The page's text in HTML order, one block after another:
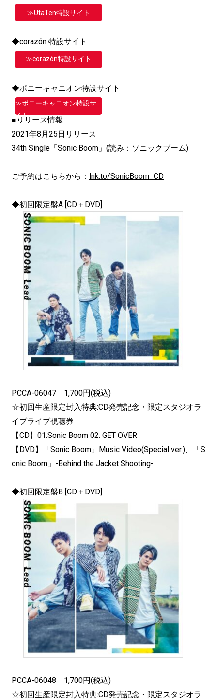
≫UtaTen特設サイト
◆corazón 特設サイト
≫corazón特設サイト
◆ポニーキャニオン特設サイト
≫ポニーキャニオン特設サ
イト
■リリース情報
2021年8月25日リリース
34th Single「Sonic Boom」(読み：ソニックブーム)
ご予約はこちらから： lnk.to/SonicBoom_CD
◆初回限定盤A [CD＋DVD]
PCCA-06047 1,700円(税込)
☆初回生産限定封入特典:CD発売記念・限定スタジオラ
イブライブ視聴券
【CD】01.Sonic Boom 02. GET OVER
【DVD】「Sonic Boom」Music Video(Special ver.)、「S
onic Boom」-Behind the Jacket Shooting-
◆初回限定盤B [CD＋DVD]
PCCA-06048 1,700円(税込)
☆初回生産限定封入特典:CD発売記念・限定スタジオラ